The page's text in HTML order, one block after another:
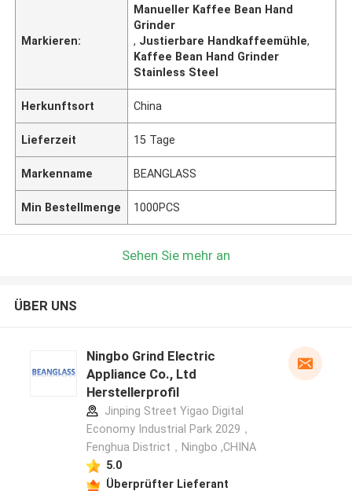
Markieren:
Manueller Kaffee Bean Hand
Grinder
, Justierbare Handkaffeemühle,
Kaffee Bean Hand Grinder
Stainless Steel
Herkunftsort China
Lieferzeit 15 Tage
Markenname BEANGLASS
Min Bestellmenge 1000PCS
Sehen Sie mehr an
ÜBER UNS
Ningbo Grind Electric
Appliance Co., Ltd
Herstellerprofil
Jinping Street Yigao Digital
Economy Industrial Park 2029，
Fenghua District，Ningbo ,CHINA
5.0
Überprüfter Lieferant